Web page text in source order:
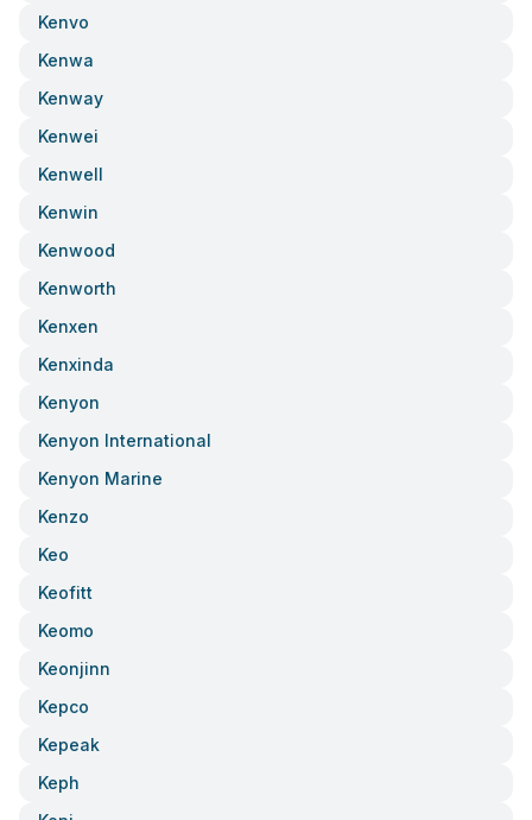
Kenvo
Kenwa
Kenway
Kenwei
Kenwell
Kenwin
Kenwood
Kenworth
Kenxen
Kenxinda
Kenyon
Kenyon International
Kenyon Marine
Kenzo
Keo
Keofitt
Keomo
Keonjinn
Kepco
Kepeak
Keph